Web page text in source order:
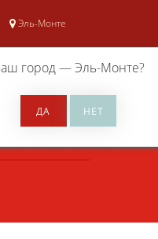
Эль-Монте
город —Эль-Монте?
0